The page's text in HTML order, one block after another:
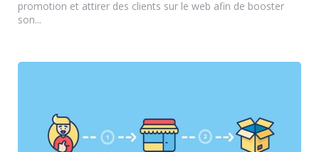
promotion et attirer des clients sur le web afin de booster
son...